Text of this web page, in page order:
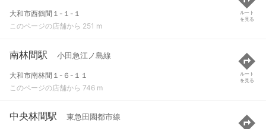
大和市西鶴間１-１-１
このページの店舗から 251 m
ルート
を見る
南林間駅 小田急江ノ島線
大和市南林間１-６-１１
このページの店舗から 746 m
ルート
を見る
中央林間駅 東急田園都市線